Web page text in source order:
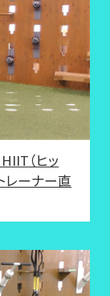
（ヒッ
レーナー直